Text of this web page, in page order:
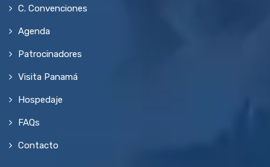
C. Convenciones
Agenda
Patrocinadores
Visita Panamá
Hospedaje
FAQs
Contacto